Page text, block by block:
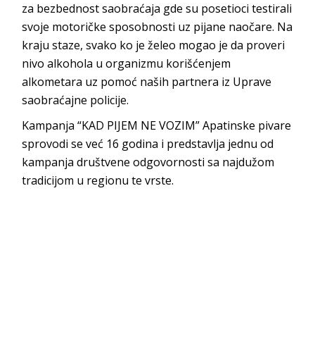
za bezbednost saobraćaja gde su posetioci testirali
svoje motoričke sposobnosti uz pijane naočare. Na
kraju staze, svako ko je želeo mogao je da proveri
nivo alkohola u organizmu korišćenjem
alkometara uz pomoć naših partnera iz Uprave
saobraćajne policije.
Kampanja “KAD PIJEM NE VOZIM” Apatinske pivare
sprovodi se već 16 godina i predstavlja jednu od
kampanja društvene odgovornosti sa najdužom
tradicijom u regionu te vrste.